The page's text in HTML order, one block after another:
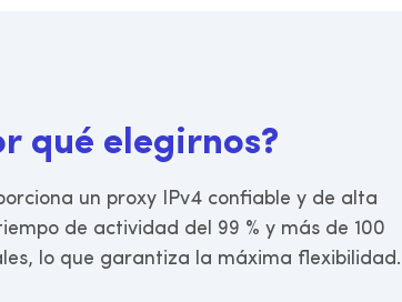
r qué elegirnos?
un proxy IPv4 confiable y de alta
de actividad del 99 % y más de 100
lo que garantiza la máxima flexibilidad.